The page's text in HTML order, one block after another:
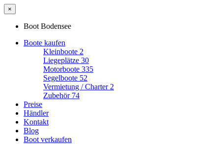
×
Boot Bodensee
Boote kaufen
Kleinboote 2
Liegeplätze 30
Motorboote 335
Segelboote 52
Vermietung / Charter 2
Zubehör 74
Preise
Händler
Kontakt
Blog
Boot verkaufen